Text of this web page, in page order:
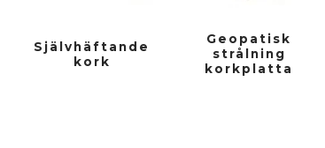
Självhäftande
kork
Geopatisk
strålning
korkplatta